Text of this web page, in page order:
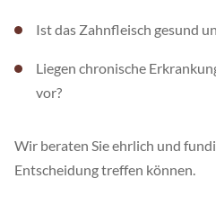
Ist das Zahnfleisch gesund
Liegen chronische
vor?
Wir beraten Sie ehrlich und
Entscheidung treffen können.